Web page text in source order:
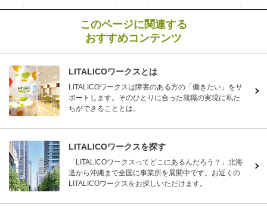
このページに関連する
おすすめコンテンツ
LITALICOワークスとは
LITALICOワークスは障害のある方の「働きたい」をサ
ポートします。そのひとりに合った就職の実現に私た
ちができることとは。
LITALICOワークスを探す
「LITALICOワークスってどこにあるんだろう？」北海
道から沖縄まで全国に事業所を展開中です。お近くの
LITALICOワークスをお探しいただけます。